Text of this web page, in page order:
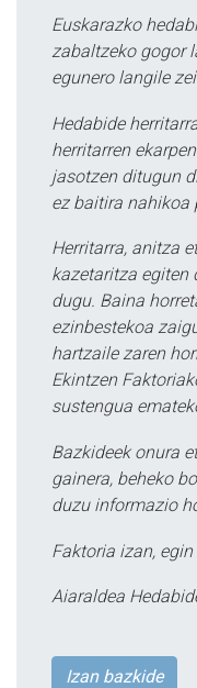
Euskarazko
zabaltzeko gogor
egunero langile
Hedabide
herritarren
jasotzen ditugun
ez baitira nahikoa
Herritarra, anitza
kazetaritza egiten
dugu. Baina
ezinbestekoa
hartzaile zaren
Ekintzen
sustengua
Bazkideek onura
gainera, beheko
duzu informazio
Faktoria izan,
Aiaraldea
Izan bazkide